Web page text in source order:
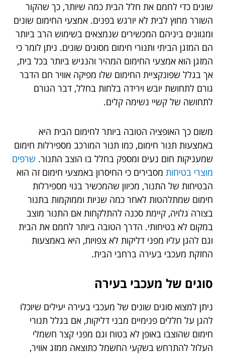
שונים כדי לחמם את חלל הבית כמה שיותר, כך שהקור
השורר מחוץ לבית לא יורגש בפנים. אמצעי החימום שונים
ומגוונים ביניהם המכשירים שנמצאים בשימוש הרב ביותר
הם המזגן הביתי ותנורי חימום מסוגים שונים. ניתן לומר כי
המזגן הוא אמצעי החימום המהיר והנגיש ביותר בכל בית,
אך בגלל שפונקציית החימום שלו מפיקה אוויר חם הדבר
גורם לתחושת יובש וירידה בלחות בחלל, דבר הגורם
לתחושה של קשיי נשימה קלים.
משום כך האופציה הטובה ביותר לחימום הבית היא
באמצעות תנור חימום, כמו תנור המורכב מספירלות חימום
שמעניקות חום נעים ומספק בחלל בו הוצב התנור. שרפים
מוצרי בטיחות מסבירים כי החיסרון באמצעי חימום זה הוא
הבטיחות של התנור, מכיוון שהמכשיר בנוי מספירלות
חימום שמתלהטות לאחר כמה שניות וממוקמות בתנור
בצורה גלויה, קיימת סכנה להתלקחות אם התנור מוצב
במקום לא בטיחותי. הדרך הטובה ביותר לחמם את הבית
וגם להגן עליו מפני דליקות לא צפויות, היא באמצעות
החזקת מעכבי בעירה ברחבי הבית.
סוגים של מעכבי בעירה
ניתן למצוא סוגים שונים של מעכבי בעירה יעילים שיוכלו
להגן על חללים פנימיים מבני דליקות, אם בגלל תנורי
חימום שהוצבו באופן לא בטוח וגם מפני קצר חשמלי
העלול להתרחש בשקעי החשמל כתוצאה ממזג אוויר,